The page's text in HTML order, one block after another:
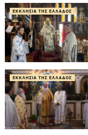
ΕΚΚΛΗΣΊΑ ΤΗΣ ΕΛΛΆΔΟΣ
ΕΚΚΛΗΣΊΑ ΤΗΣ ΕΛΛΆΔΟΣ